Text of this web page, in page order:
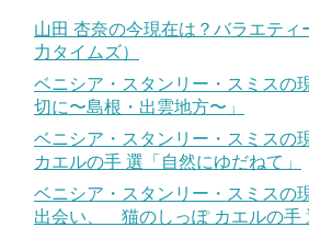
山田 杏奈の今現在は？バラエティ
力タイムズ）
ベニシア・スタンリー・スミス
切に〜島根・出雲地方〜」
ベニシア・スタンリー・スミス
カエルの手 選「自然にゆだねて」
ベニシア・スタンリー・スミスの
出会い、 猫のしっぽ カエルの手